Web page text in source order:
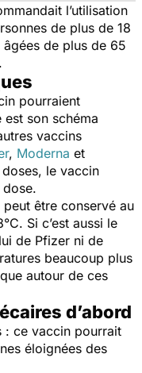
l’utilisation
de plus de 18
de plus de 65
.
pourraient
son schéma
vaccins
, Moderna et
le vaccin
dose.
être conservé au
Si c’est aussi le
de Pfizer ni de
beaucoup plus
autour de ces
d’abord
: ce vaccin pourrait
éloignées des